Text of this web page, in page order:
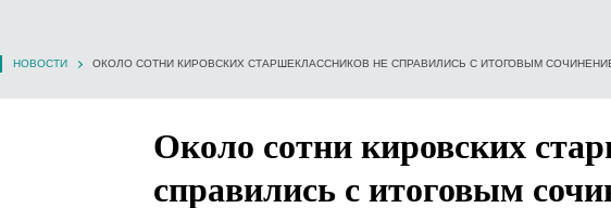
НОВОСТИ ОКОЛО СОТНИ КИРОВСКИХ СТАРШЕКЛАССНИКОВ НЕ СПРАВИЛИСЬ С ИТОГОВЫМ
Около сотни кировских
справились с итоговым